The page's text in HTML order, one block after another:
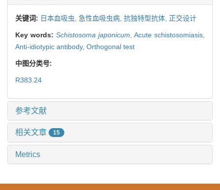
关键词: 日本血吸虫, 急性血吸虫病, 抗独特型抗体, 正交设计
Key words: Schistosoma japonicum Acute schistosomiasis,
Anti-idiotypic antibody, Orthogonal test
中图分类号:
R383.24
参考文献
相关文章 15
Metrics